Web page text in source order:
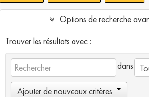
Options de recherche
Trouver les résultats avec :
dans
Ajouter de nouveaux critères